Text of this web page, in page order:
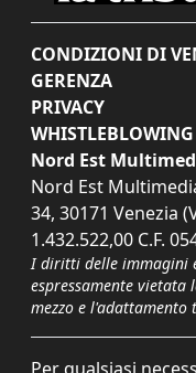
CONDIZIONI DI
GERENZA
PRIVACY
WHISTLEBLOWING
Nord Est
Nord Est
34, 30171 Venezia
1.432.522,00 C.F.
I diritti delle immagini
espressamente
mezzo e l'adattamento
Per qualsiasi